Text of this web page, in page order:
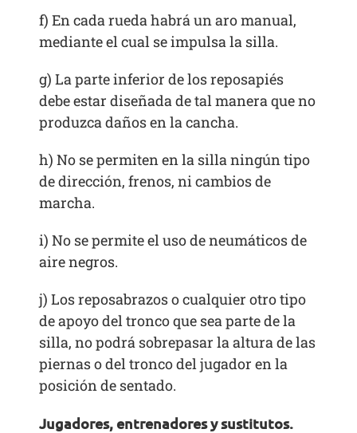
f) En cada rueda habrá un aro manual,
mediante el cual se impulsa la silla.
g) La parte inferior de los reposapiés
debe estar diseñada de tal manera que no
produzca daños en la cancha.
h) No se permiten en la silla ningún tipo
de dirección, frenos, ni cambios de
marcha.
i) No se permite el uso de neumáticos de
aire negros.
j) Los reposabrazos o cualquier otro tipo
de apoyo del tronco que sea parte de la
silla, no podrá sobrepasar la altura de las
piernas o del tronco del jugador en la
posición de sentado.
Jugadores, entrenadores y sustitutos.